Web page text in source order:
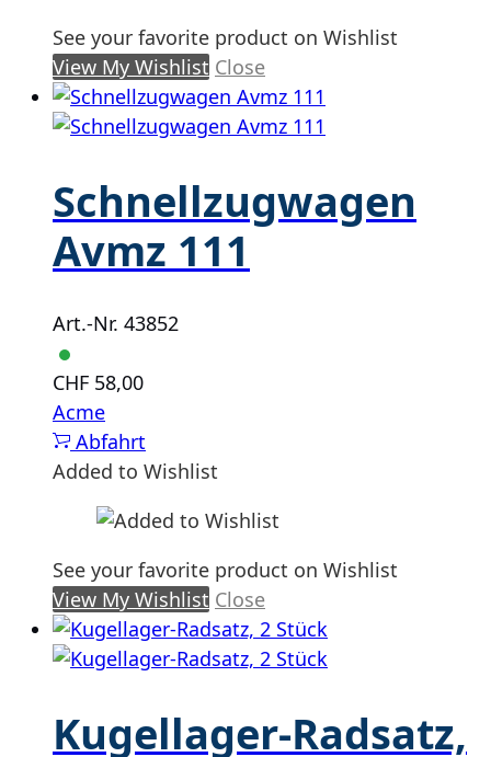
See your favorite product on Wishlist
View My Wishlist Close
Schnellzugwagen
Avmz 111
Art.-Nr. 43852
CHF 58,00
Acme
Abfahrt
Added to Wishlist
See your favorite product on Wishlist
View My Wishlist Close
Kugellager-Radsatz,